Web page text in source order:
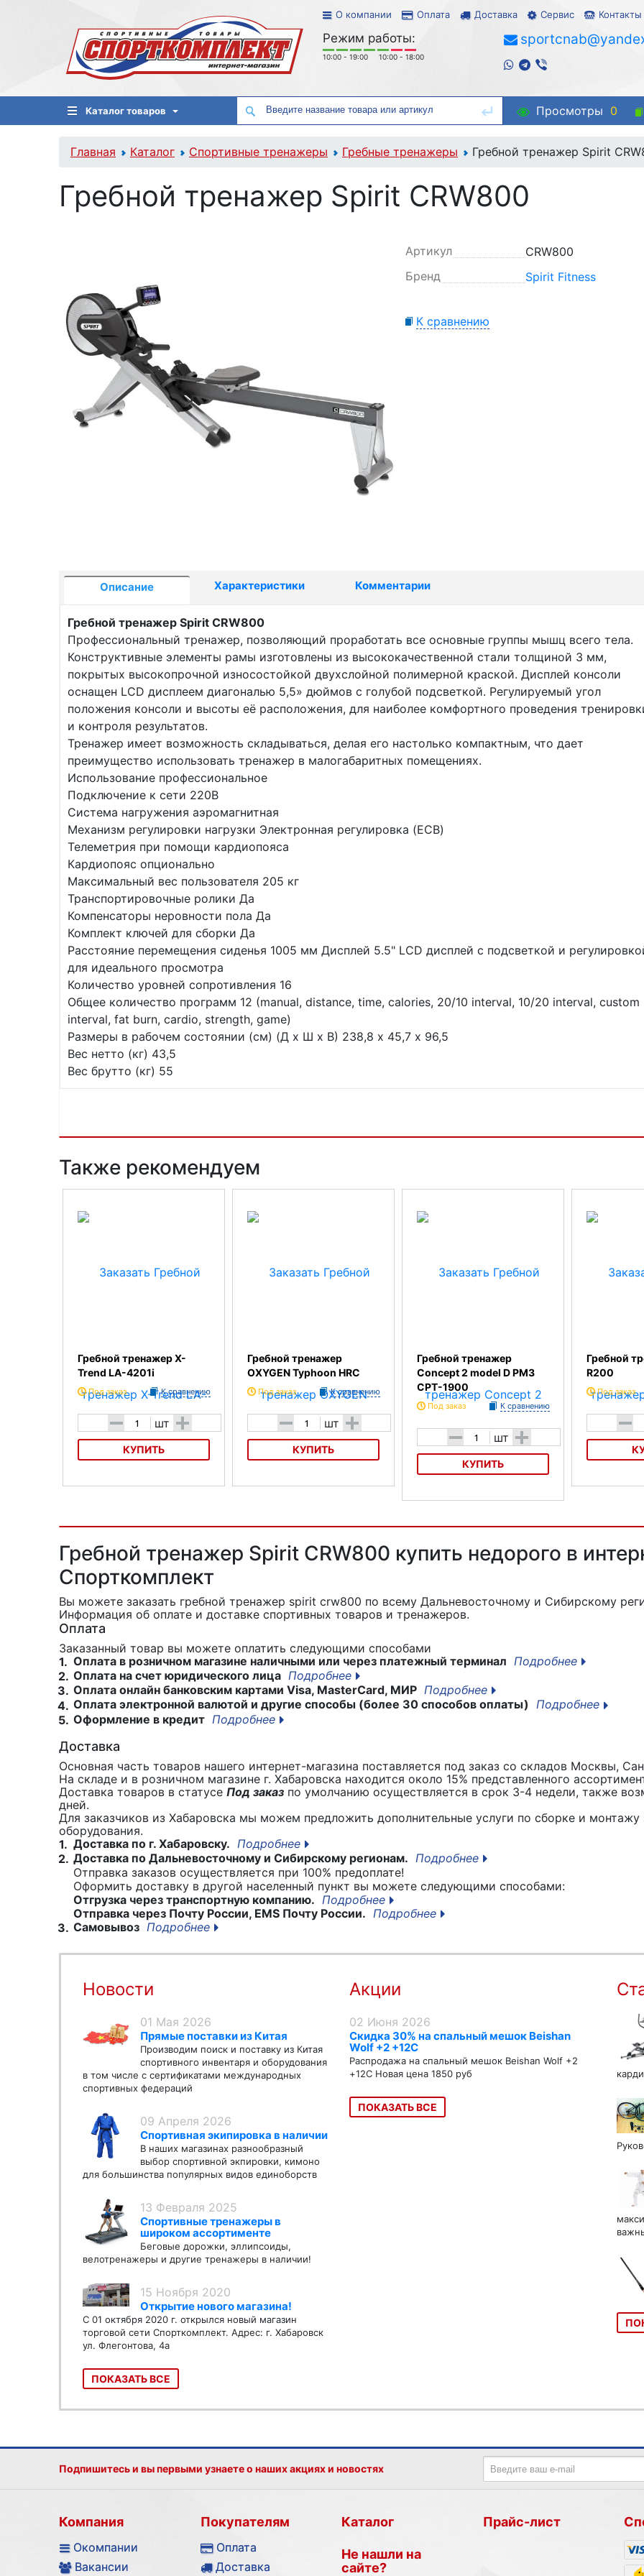
О компании Оплата Доставка Сервис Контакты
Режим работы:
10:00 - 19:00 10:00 - 18:00
Каталог товаров Просмотры 0
Главная Каталог Спортивные тренажеры Гребные тренажеры Гребной тренажер Spirit
Гребной тренажер Spirit CRW800
Артикул
CRW800
Бренд
Spirit Fitness
К сравнению
Описание Характеристики Комментарии
Гребной тренажер Spirit CRW800
Профессиональный тренажер, позволяющий проработать все основные группы мышц всего тела.
Конструктивные элементы рамы изготовлены из высококачественной стали толщиной 3 мм,
покрытых высокопрочной износостойкой двухслойной полимерной краской. Дисплей консоли
оснащен LCD дисплеем диагональю 5,5» дюймов с голубой подсветкой. Регулируемый угол
положения консоли и высоты её расположения, для наиболее комфортного проведения
и контроля результатов.
Тренажер имеет возможность складываться, делая его настолько компактным, что дает
преимущество использовать тренажер в малогабаритных помещениях.
Использование профессиональное
Подключение к сети 220В
Система нагружения аэромагнитная
Механизм регулировки нагрузки Электронная регулировка (ECB)
Телеметрия при помощи кардиопояса
Кардиопояс опционально
Максимальный вес пользователя 205 кг
Транспортировочные ролики Да
Компенсаторы неровности пола Да
Комплект ключей для сборки Да
Расстояние перемещения сиденья 1005 мм Дисплей 5.5" LСD дисплей с подсветкой и
для идеального просмотра
Количество уровней сопротивления 16
Общее количество программ 12 (manual, distance, time, calories, 20/10 interval, 10/20 interval, custom
interval, fat burn, cardio, strength, game)
Размеры в рабочем состоянии (см) (Д х Ш х В) 238,8 х 45,7 х 96,5
Вес нетто (кг) 43,5
Вес брутто (кг) 55
Также рекомендуем
Гребной тренажер X-
Trend LA-4201i
Под заказ К сравнению
- шт +
КУПИТЬ
Гребной тренажер
OXYGEN Typhoon HRC
Под заказ К сравнению
- шт +
КУПИТЬ
Гребной тренажер
Concept 2 model D PM3
CPT-1900
Под заказ К сравнению
- шт +
КУПИТЬ
Гребной
R200
Под заказ
-
Гребной тренажер Spirit CRW800 купить недорого в
Спорткомплект
Вы можете заказать гребной тренажер spirit crw800 по всему Дальневосточному и Сибирскому
Информация об оплате и доставке спортивных товаров и тренажеров.
Оплата
Заказанный товар вы можете оплатить следующими способами
1. Оплата в розничном магазине наличными или через платежный терминал Подробнее
2. Оплата на счет юридического лица Подробнее
3. Оплата онлайн банковским картами Visa, MasterCard, МИР Подробнее
4. Оплата электронной валютой и другие способы (более 30 способов оплаты) Подробнее
5. Оформление в кредит Подробнее
Доставка
Основная часть товаров нашего интернет-магазина поставляется под заказ со складов Москвы,
На складе и в розничном магазине г. Хабаровска находится около 15% представленного
Доставка товаров в статусе Под заказ по умолчанию осуществляется в срок 3-4 недели, также
дней.
Для заказчиков из Хабаровска мы можем предложить дополнительные услуги по сборке и монтажу
оборудования.
1. Доставка по г. Хабаровску. Подробнее
2. Доставка по Дальневосточному и Сибирскому регионам. Подробнее
Отправка заказов осуществляется при 100% предоплате!
Оформить доставку в другой населенный пункт вы можете следующими способами:
Отгрузка через транспортную компанию. Подробнее
Отправка через Почту России, EMS Почту России. Подробнее
3. Самовывоз Подробнее
Новости
01 Мая 2026
Прямые поставки из Китая
Производим поиск и поставку из Китая
спортивного инвентаря и оборудования
в том числе с сертификатами международных
спортивных федераций
09 Апреля 2026
Спортивная экипировка в наличии
В наших магазинах разнообразный
выбор спортивной экпировки, кимоно
для большинства популярных видов единоборств
13 Февраля 2025
Спортивные тренажеры в
широком ассортименте
Беговые дорожки, эллипсоиды,
велотренажеры и другие тренажеры в наличии!
15 Ноября 2020
Открытие нового магазина!
С 01 октября 2020 г. открылся новый магазин
торговой сети Спорткомплект. Адрес: г. Хабаровск
ул. Флегонтова, 4а
ПОКАЗАТЬ ВСЕ
Акции
02 Июня 2026
Скидка 30% на спальный мешок Beishan
Wolf +2 +12C
Распродажа на спальный мешок Beishan Wolf +2
+12C Новая цена 1850 руб
ПОКАЗАТЬ ВСЕ
Подпишитесь и вы первыми узнаете о наших акциях и новостях
Компания
Окомпании
Вакансии
Покупателям
Оплата
Доставка
Каталог
Не нашли на
сайте?
Прайс-лист